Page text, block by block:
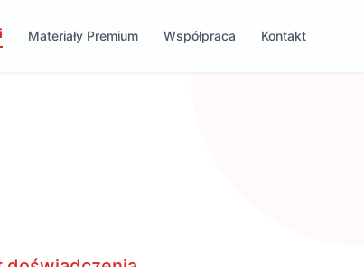
Materiały Premium Współpraca Kontakt